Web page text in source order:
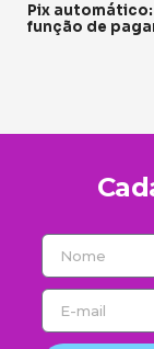
Pix
função de